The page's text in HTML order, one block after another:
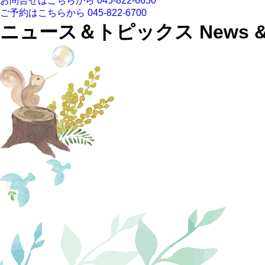
ご予約はこちらから 045-822-6700
ニュース＆トピックス News